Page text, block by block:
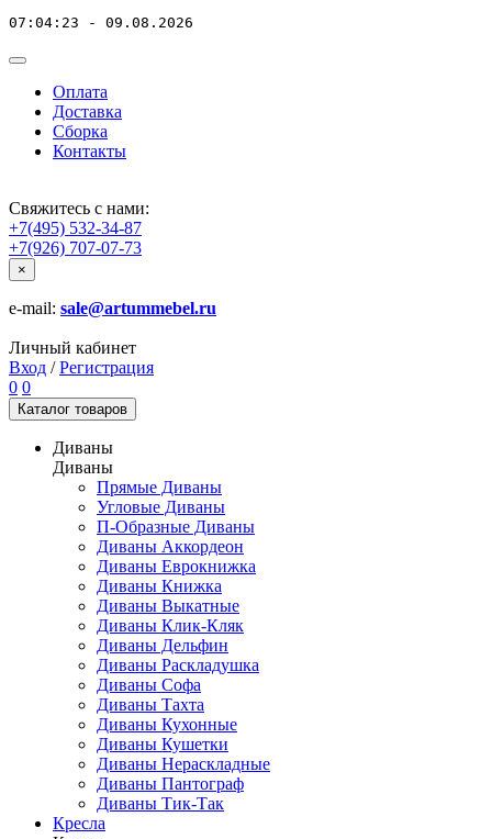
07:04:23 - 09.08.2026
Оплата
Доставка
Сборка
Контакты
Свяжитесь с нами:
+7(495) 532-34-87
+7(926) 707-07-73
×
e-mail: sale@artummebel.ru
Личный кабинет
Вход / Регистрация
0 0
Каталог товаров
Диваны
Диваны
Прямые Диваны
Угловые Диваны
П-Образные Диваны
Диваны Аккордеон
Диваны Еврокнижка
Диваны Книжка
Диваны Выкатные
Диваны Клик-Кляк
Диваны Дельфин
Диваны Раскладушка
Диваны Софа
Диваны Тахта
Диваны Кухонные
Диваны Кушетки
Диваны Нераскладные
Диваны Пантограф
Диваны Тик-Так
Кресла